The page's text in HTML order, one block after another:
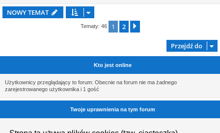
NOWY TEMAT
Tematy: 46 1 2
Przejdź do
Kto jest online
Użytkownicy przeglądający to forum: Obecnie na forum nie ma żadnego
zarejestrowanego użytkownika i 1 gość
Twoje uprawnienia na tym forum